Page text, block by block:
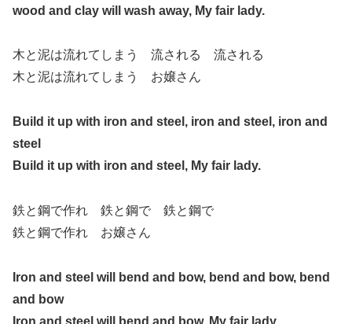
wood and clay will wash away, My fair lady.
木と泥は流れてしまう 流される 流される
木と泥は流れてしまう お嬢さん
Build it up with iron and steel, iron and steel, iron and
steel
Build it up with iron and steel, My fair lady.
鉄と鋼で作れ 鉄と鋼で 鉄と鋼で
鉄と鋼で作れ お嬢さん
Iron and steel will bend and bow, bend and bow, bend
and bow
Iron and steel will bend and bow, My fair lady.